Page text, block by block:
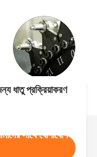
ধাতু প্রক্রিয়াকরণ
সাথে যোগাযোগ